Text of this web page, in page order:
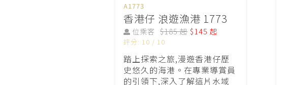
A1773
香港仔 浪遊漁港 1773
位乘客 $185 起 $145 起
評分: 10 / 10
踏上探索之旅,漫遊香港仔歷
史悠久的海港。在專業導賞員
的引領下,深入了解這片水域